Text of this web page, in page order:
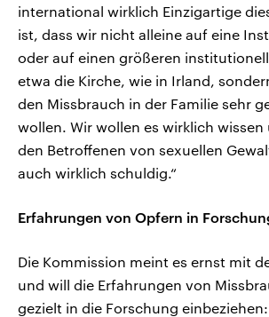
international wirklich Einzigartige
ist, dass wir nicht alleine auf eine
oder auf einen größeren
etwa die Kirche, wie in Irland,
den Missbrauch in der Familie sehr
wollen. Wir wollen es wirklich wissen
den Betroffenen von sexuellen
auch wirklich schuldig.“
Erfahrungen von Opfern in
Die Kommission meint es ernst mit
und will die Erfahrungen von
gezielt in die Forschung einbeziehen: